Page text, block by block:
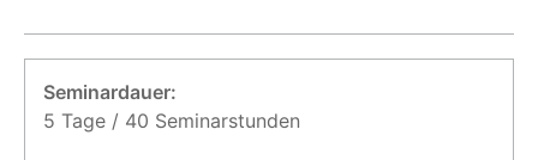
Seminardauer:
5 Tage / 40 Seminarstunden